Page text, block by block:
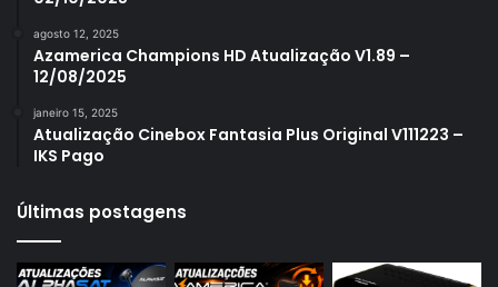
Azamerica S1007 New
Azamerica S1007 Plus
Azamerica S1009
Azamerica S2005
agosto 12, 2025
Azamerica Champions HD Atualização V1.89 –
12/08/2025
janeiro 15, 2025
Atualização Cinebox Fantasia Plus Original V111223 –
IKS Pago
Últimas postagens